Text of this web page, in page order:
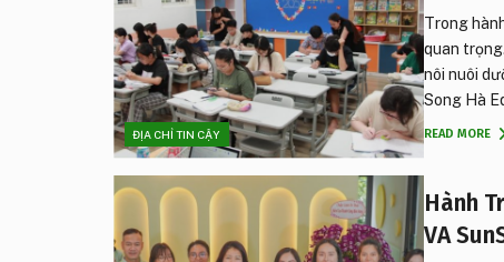
ĐỊA CHỈ TIN CẬY
Trong
quan
nôi nuôi
Song Hà
READ MORE
Hành
VA